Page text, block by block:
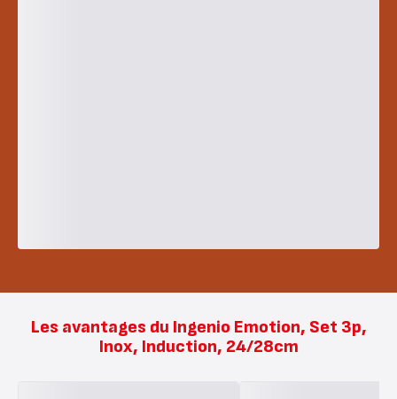
Les avantages du Ingenio Emotion, Set 3p,
Inox, Induction, 24/28cm